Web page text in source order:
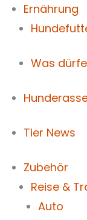
Ernährung
Was
Tier News
Zubehör
Reise &
Auto